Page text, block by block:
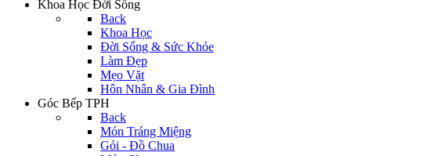
Khoa Học Đời Sống
Back
Khoa Học
Đời Sống & Sức Khỏe
Làm Đẹp
Mẹo Vặt
Hôn Nhân & Gia Đình
Góc Bếp TPH
Back
Món Tráng Miệng
Gỏi - Đồ Chua